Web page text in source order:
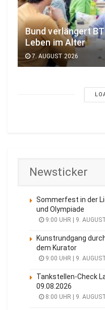
Bund verlängert
Leben im Alter
7. AUGUST 2026
Newsticker
Sommerfest in der
und Olympiade
9:00 UHR | 9.
Kunstrundgang
dem Kurator
9:00 UHR | 9.
Tankstellen-Check
09.08.2026
8:00 UHR | 9.